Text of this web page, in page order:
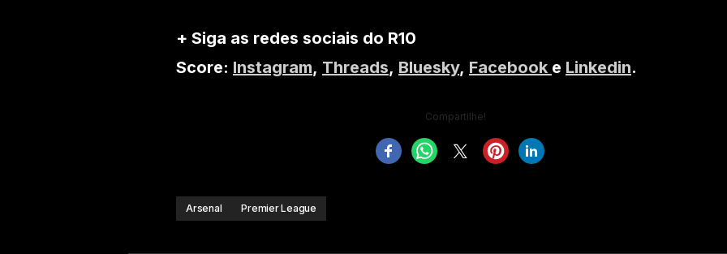
+ Siga as redes sociais do R10
Score: Instagram, Threads, Bluesky, Facebook e Linkedin.
Compartilhe!
Arsenal Premier League